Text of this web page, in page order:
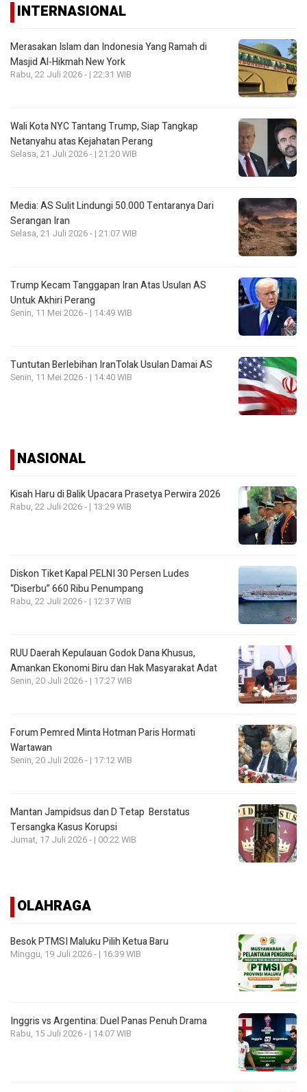
INTERNASIONAL
Merasakan Islam dan Indonesia Yang Ramah di
Masjid Al-Hikmah New York
Rabu, 22 Juli 2026 - | 22:31 WIB
Wali Kota NYC Tantang Trump, Siap Tangkap
Netanyahu atas Kejahatan Perang
Selasa, 21 Juli 2026 - | 21:20 WIB
Media: AS Sulit Lindungi 50.000 Tentaranya Dari
Serangan Iran
Selasa, 21 Juli 2026 - | 21:07 WIB
Trump Kecam Tanggapan Iran Atas Usulan AS
Untuk Akhiri Perang
Senin, 11 Mei 2026 - | 14:49 WIB
Tuntutan Berlebihan IranTolak Usulan Damai AS
Senin, 11 Mei 2026 - | 14:40 WIB
NASIONAL
Kisah Haru di Balik Upacara Prasetya Perwira 2026
Rabu, 22 Juli 2026 - | 13:29 WIB
Diskon Tiket Kapal PELNI 30 Persen Ludes
“Diserbu” 660 Ribu Penumpang
Rabu, 22 Juli 2026 - | 12:37 WIB
RUU Daerah Kepulauan Godok Dana Khusus,
Amankan Ekonomi Biru dan Hak Masyarakat Adat
Senin, 20 Juli 2026 - | 17:27 WIB
Forum Pemred Minta Hotman Paris Hormati
Wartawan
Senin, 20 Juli 2026 - | 17:12 WIB
Mantan Jampidsus dan D Tetap Berstatus
Tersangka Kasus Korupsi
Jumat, 17 Juli 2026 - | 00:22 WIB
OLAHRAGA
Besok PTMSI Maluku Pilih Ketua Baru
Minggu, 19 Juli 2026 - | 16:39 WIB
Inggris vs Argentina: Duel Panas Penuh Drama
Rabu, 15 Juli 2026 - | 14:07 WIB